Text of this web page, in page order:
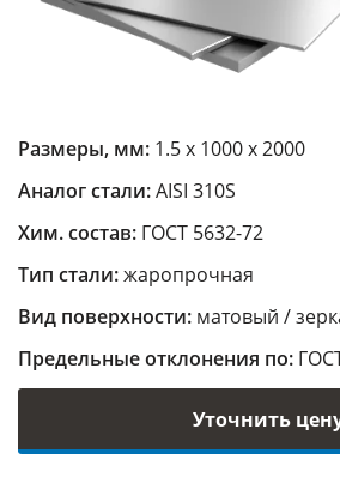
Размеры, мм: 1.5 х 1000 х 2000
Аналог стали:AISI 310S
Хим. состав: ГОСТ 5632-72
Тип стали:жаропрочная
Вид поверхности: матовый /
Предельные отклонения по:
Уточнить